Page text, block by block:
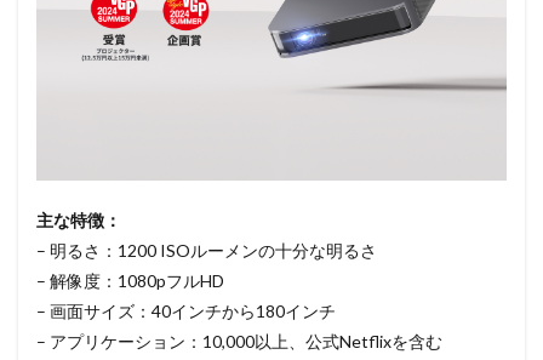
主な特徴：
– 明るさ：1200 ISOルーメンの十分な明るさ
– 解像度：1080pフルHD
– 画面サイズ：40インチから180インチ
– アプリケーション：10,000以上、公式Netflixを含む